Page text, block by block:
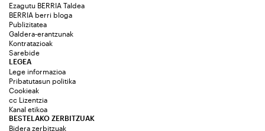
Ezagutu BERRIA Taldea
BERRIA berri bloga
Publizitatea
Galdera-erantzunak
Kontratazioak
Sarebide
LEGEA
Lege informazioa
Pribatutasun politika
Cookieak
cc Lizentzia
Kanal etikoa
BESTELAKO ZERBITZUAK
Bidera zerbitzuak